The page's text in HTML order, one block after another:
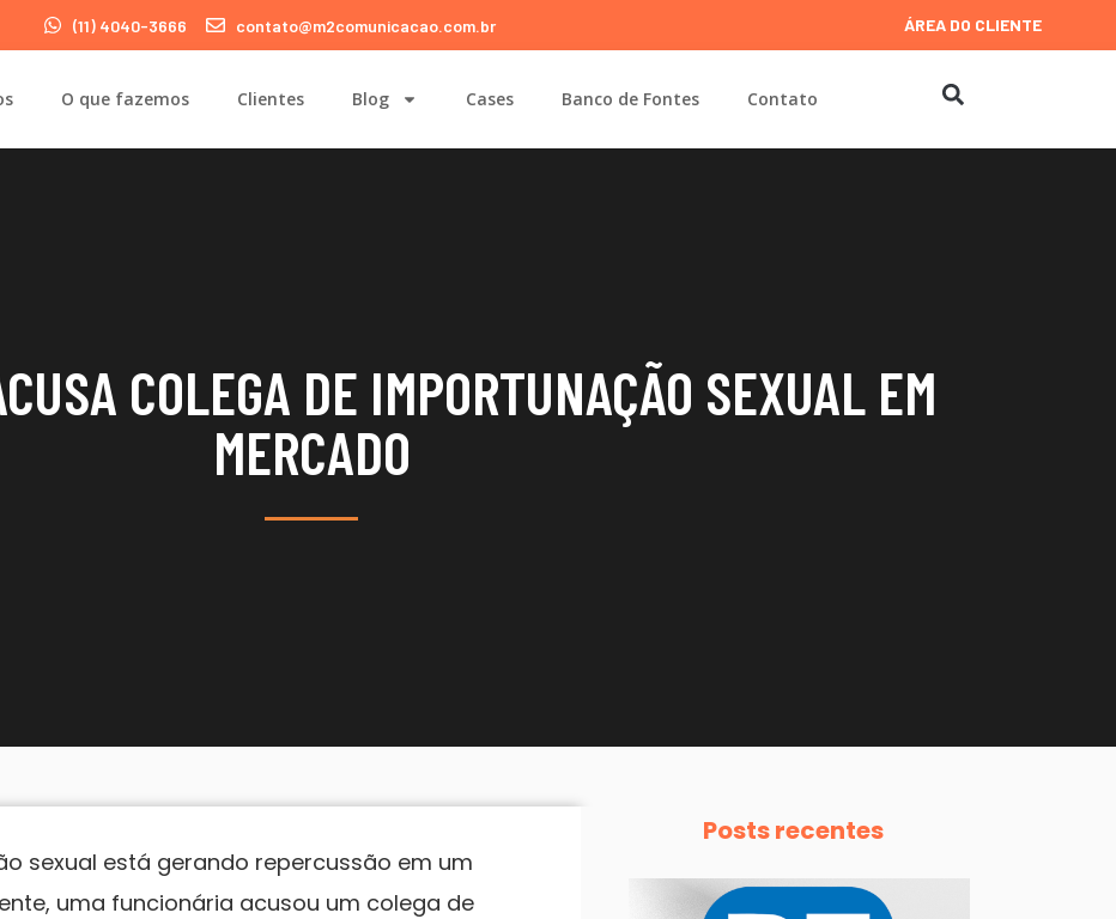
(11) 4040-3666 contato@m2comunicacao.com.br ÁREA DO CLIENTE
O que fazemos Clientes Blog Cases Banco de Fontes Contato
COLEGA DE IMPORTUNAÇÃO SEXUAL EM
MERCADO
sexual está gerando repercussão em um
uma funcionária acusou um colega de
Posts recentes